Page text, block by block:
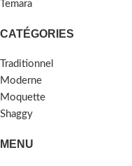
Temara
CATÉGORIES
Traditionnel
Moderne
Moquette
Shaggy
MENU